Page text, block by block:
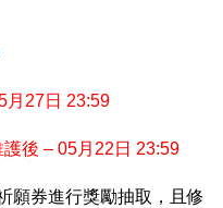
月27日 23:59
護後 – 05月22日 23:59
願券進行獎勵抽取，且修